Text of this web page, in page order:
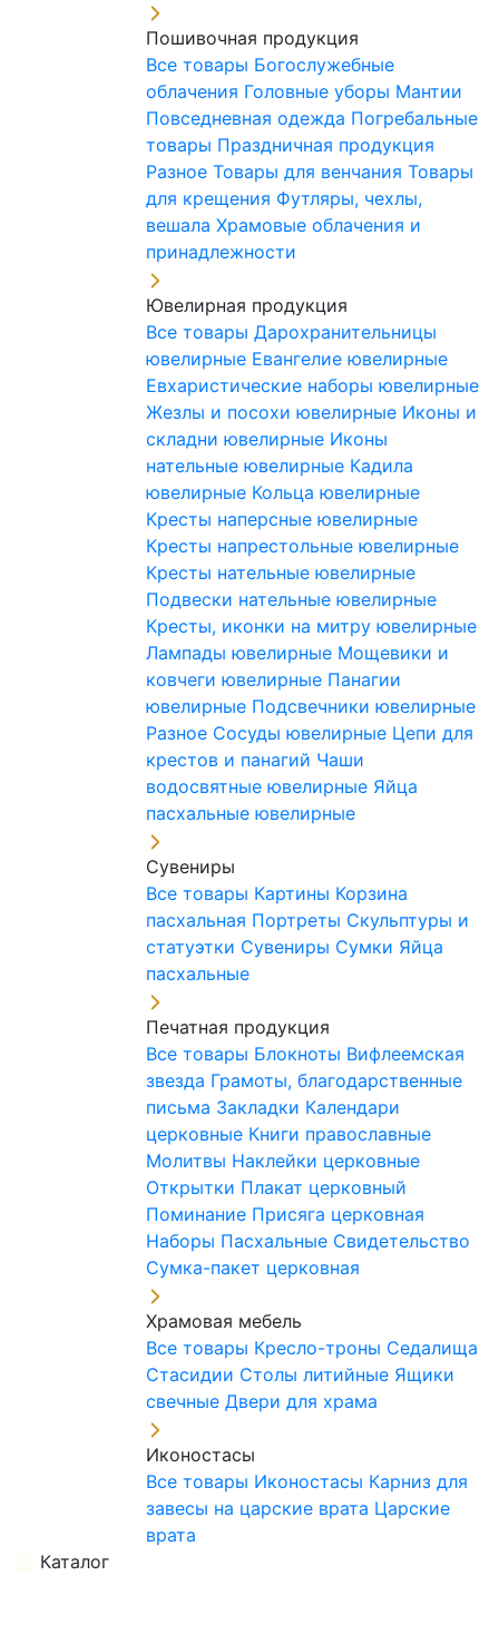
Пошивочная продукция
Все товары Богослужебные
облачения Головные уборы Мантии
Повседневная одежда Погребальные
товары Праздничная продукция
Разное Товары для венчания Товары
для крещения Футляры, чехлы,
вешала Храмовые облачения и
принадлежности
Ювелирная продукция
Все товары Дарохранительницы
ювелирные Евангелие ювелирные
Евхаристические наборы ювелирные
Жезлы и посохи ювелирные Иконы и
складни ювелирные Иконы
нательные ювелирные Кадила
ювелирные Кольца ювелирные
Кресты наперсные ювелирные
Кресты напрестольные ювелирные
Кресты нательные ювелирные
Подвески нательные ювелирные
Кресты, иконки на митру ювелирные
Лампады ювелирные Мощевики и
ковчеги ювелирные Панагии
ювелирные Подсвечники ювелирные
Разное Сосуды ювелирные Цепи для
крестов и панагий Чаши
водосвятные ювелирные Яйца
пасхальные ювелирные
Сувениры
Все товары Картины Корзина
пасхальная Портреты Скульптуры и
статуэтки Сувениры Сумки Яйца
пасхальные
Печатная продукция
Все товары Блокноты Вифлеемская
звезда Грамоты, благодарственные
письма Закладки Календари
церковные Книги православные
Молитвы Наклейки церковные
Открытки Плакат церковный
Поминание Присяга церковная
Наборы Пасхальные Свидетельство
Сумка-пакет церковная
Храмовая мебель
Все товары Кресло-троны Седалища
Стасидии Столы литийные Ящики
свечные Двери для храма
Иконостасы
Все товары Иконостасы Карниз для
завесы на царские врата Царские
врата
Каталог